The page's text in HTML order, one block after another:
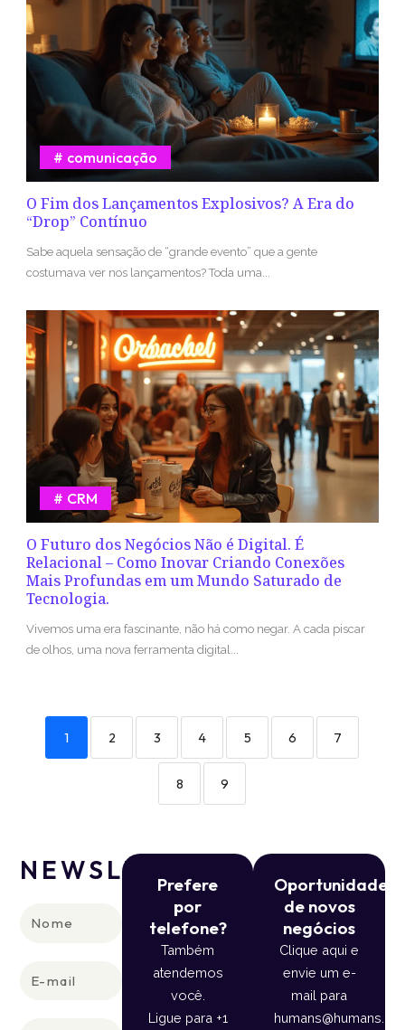
O Fim dos Lançamentos Explosivos? A Era do
“Drop” Contínuo
comunicação
Sabe aquela sensação de “grande evento” que a gente
costumava ver nos lançamentos? Toda uma...
O Futuro dos Negócios Não é Digital. É
Relacional – Como Inovar Criando Conexões
Mais Profundas em um Mundo Saturado de
Tecnologia.
CRM
Vivemos uma era fascinante, não há como negar. A cada piscar
de olhos, uma nova ferramenta digital...
1 2 3 4 5 6 7
8 9
NEWSLETTER
Prefere
por
telefone?
Também
atendemos
você.
Ligue para +1
Oportunidade
de novos
negócios
Clique aqui e
envie um e-
mail para